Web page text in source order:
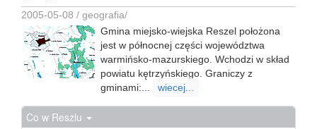
2005-05-08 / geografia/
Gmina miejsko-wiejska Reszel położona
jest w północnej części województwa
warmińsko-mazurskiego. Wchodzi w skład
powiatu kętrzyńskiego. Graniczy z
gminami:...
wiecej...
Co w Reszlu